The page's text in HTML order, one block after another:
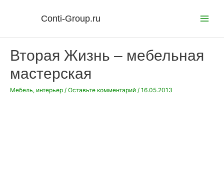
Conti-Group.ru
Вторая Жизнь – мебельная
мастерская
Мебель, интерьер / Оставьте комментарий / 16.05.2013